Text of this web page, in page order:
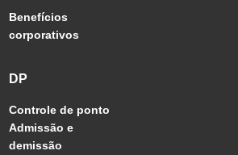
Benefícios
corporativos
DP
Controle de ponto
Admissão e
demissão